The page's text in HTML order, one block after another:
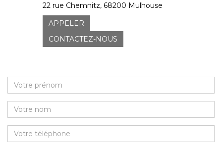
22 rue Chemnitz, 68200 Mulhouse
APPELER
CONTACTEZ-NOUS